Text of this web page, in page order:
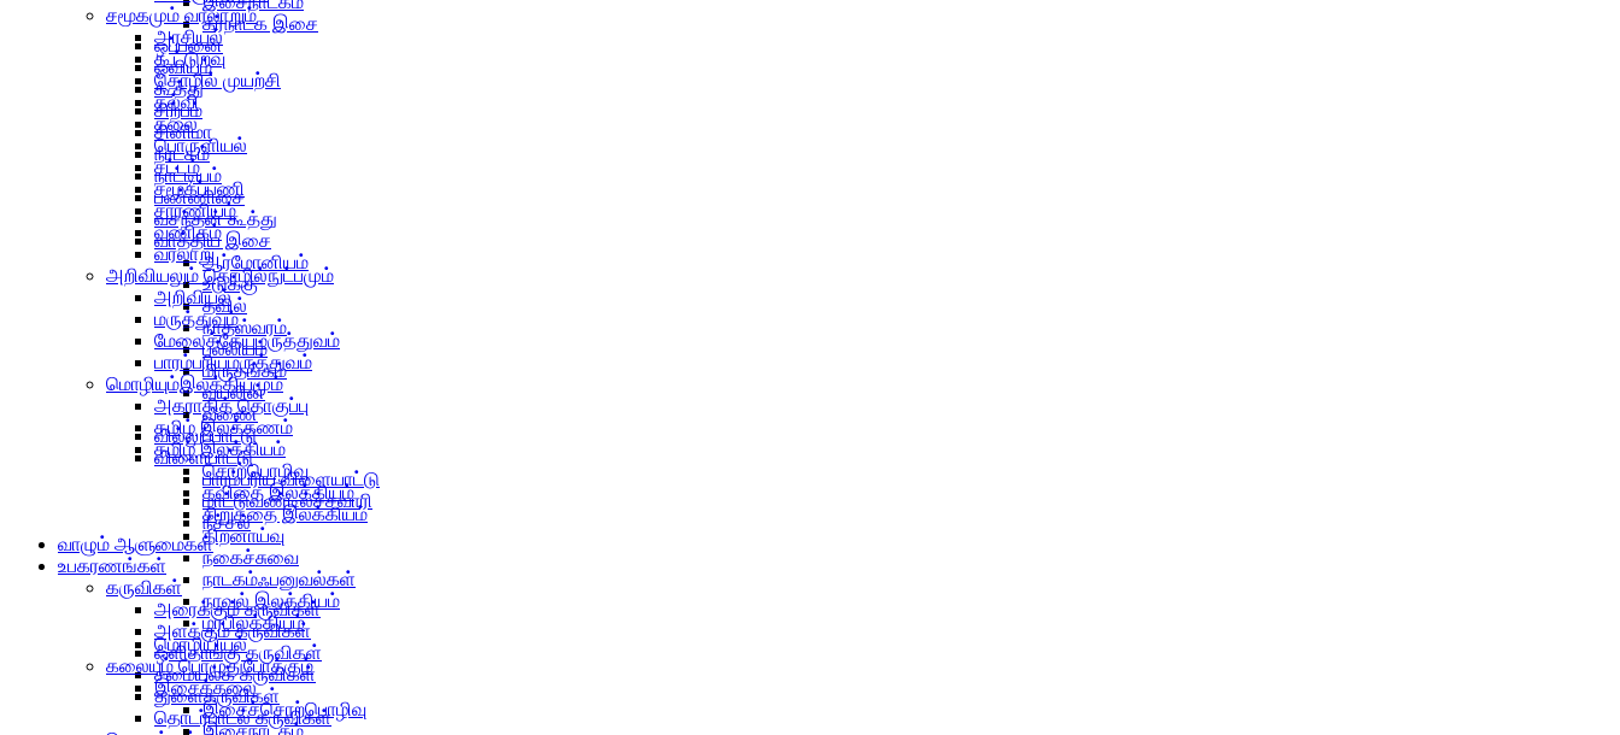
கர்நாடக இசை
ஒப்பனை
ஓவியம்
கூத்து
சிற்பம்
சினிமா
நாடகம்
நாட்டியம்
பண்ணிசை
வசந்தன் கூத்து
வாத்திய இசை
ஆர்மோனியம்
உடுக்கு
தவில்
நாதஸ்வரம்
பல்லியம்
மிருதங்கம்
வயலின்
வீணை
வில்லுப்பாட்டு
விளையாட்டு
பாரம்பரிய விளையாட்டு
மாட்டுவண்டில்ச்சவாரி
நீச்சல்
வாழும் ஆளுமைகள்
உபகரணங்கள்
கருவிகள்
அரைக்கும் கருவிகள்
அளக்கும் கருவிகள்
ஒளிதாங்கு கருவிகள்
சமையல்க் கருவிகள்
துளைகருவிகள்
தொடர்பாடல் கருவிகள்
சமூகமும் வரலாறும்
அரசியல்
கூட்டுறவு
தொழில் முயற்சி
கல்வி
கலை
பொருளியல்
சட்டம்
சமூகப்பணி
சாரணியம்
வணிகம்
வரலாறு
அறிவியலும் தொழில்நுட்பமும்
அறிவியல்
மருத்துவம்
மேலைத்தேயமருத்துவம்
பாரம்பரியமருத்துவம்
மொழியும்இலக்கியமும்
அகராதித் தொகுப்பு
தமிழ் இலக்கணம்
தமிழ் இலக்கியம்
சொற்பொழிவு
கவிதை இலக்கியம்
சிறுகதை இலக்கியம்
திறனாய்வு
நகைச்சுவை
நாடகம்ஃபனுவல்கள்
நாவல் இலக்கியம்
மரபிலக்கியம்
மொழியியல்
கலையும் பொழுதுபோக்கும்
இசைக்கலை
இசைச்சொற்பொழிவு
இசைநாடகம்